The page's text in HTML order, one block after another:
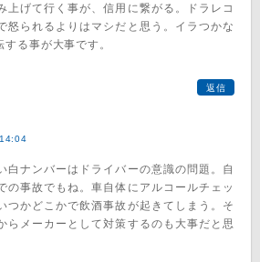
上げて行く事が、信用に繋がる。ドラレコ
怒られるよりはマシだと思う。イラつかな
る事が大事です。
返信
白ナンバーはドライバーの意識の問題。自
の事故でもね。車自体にアルコールチェッ
つかどこかで飲酒事故が起きてしまう。そ
らメーカーとして対策するのも大事だと思